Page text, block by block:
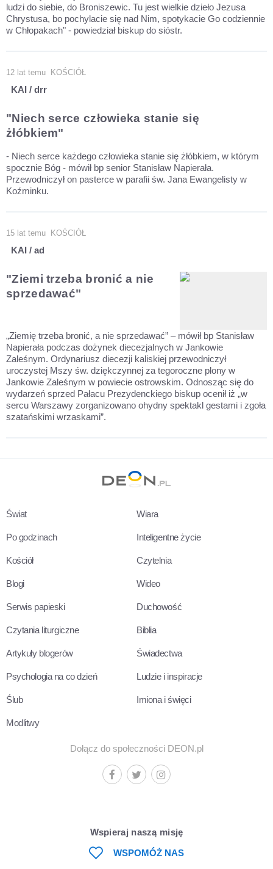
ludzi do siebie, do Broniszewic. Tu jest wielkie dzieło Jezusa
Chrystusa, bo pochylacie się nad Nim, spotykacie Go codziennie
w Chłopakach" - powiedział biskup do sióstr.
12 lat temu KOŚCIÓŁ
KAI / drr
"Niech serce człowieka stanie się
żłóbkiem"
- Niech serce każdego człowieka stanie się żłóbkiem, w którym
spocznie Bóg - mówił bp senior Stanisław Napierała.
Przewodniczył on pasterce w parafii św. Jana Ewangelisty w
Koźminku.
15 lat temu KOŚCIÓŁ
KAI / ad
"Ziemi trzeba bronić a nie
sprzedawać"
„Ziemię trzeba bronić, a nie sprzedawać” – mówił bp Stanisław
Napierała podczas dożynek diecezjalnych w Jankowie
Zaleśnym. Ordynariusz diecezji kaliskiej przewodniczył
uroczystej Mszy św. dziękczynnej za tegoroczne plony w
Jankowie Zaleśnym w powiecie ostrowskim. Odnosząc się do
wydarzeń sprzed Pałacu Prezydenckiego biskup ocenił iż „w
sercu Warszawy zorganizowano ohydny spektakl gestami i zgoła
szatańskimi wrzaskami”.
Świat Wiara
Po godzinach Inteligentne życie
Kościół Czytelnia
Blogi Wideo
Serwis papieski Duchowość
Czytania liturgiczne Biblia
Artykuły blogerów Świadectwa
Psychologia na co dzień Ludzie i inspiracje
Ślub Imiona i święci
Modlitwy
Dołącz do społeczności DEON.pl
Wspieraj naszą misję
WSPOMÓŻ NAS